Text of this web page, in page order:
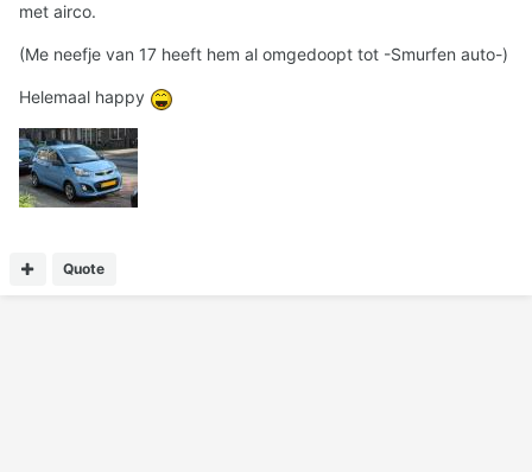
met airco.
(Me neefje van 17 heeft hem al omgedoopt tot -Smurfen auto-)
Helemaal happy
Quote